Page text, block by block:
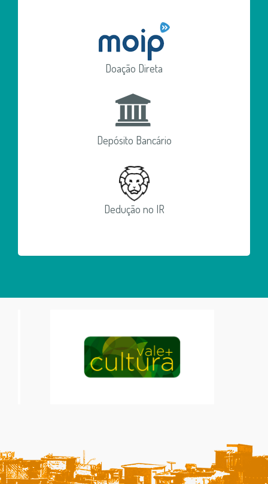
Doação Direta
Depósito Bancário
Dedução no IR